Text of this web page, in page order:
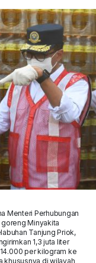
Menteri Perhubungan
goreng Minyakita
Tanjung Priok,
1,3 juta liter
per kilogram ke
khususnya di wilayah